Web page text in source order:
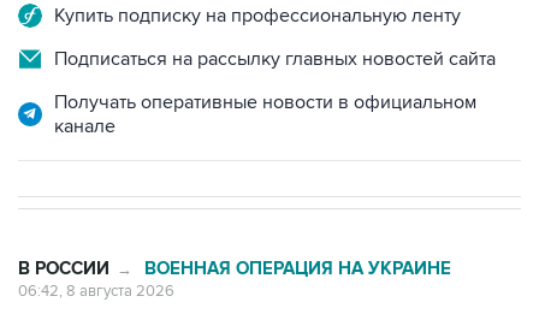
Купить подписку на профессиональную ленту
Подписаться на рассылку главных новостей сайта
Получать оперативные новости в официальном
канале
В РОССИИ → ВОЕННАЯ ОПЕРАЦИЯ НА УКРАИНЕ
06:42, 8 августа 2026